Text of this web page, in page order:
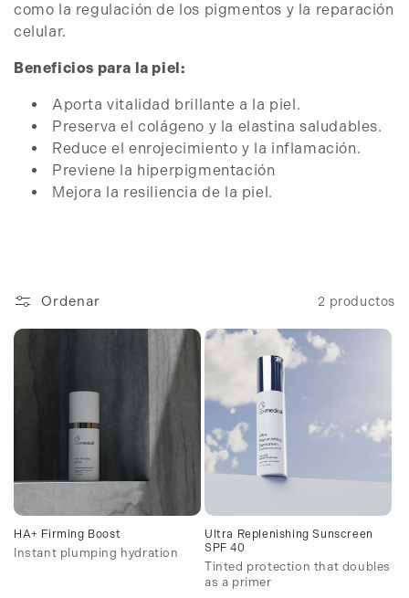
como la regulación de los pigmentos y la reparación
celular.
Beneficios para la piel:
Aporta vitalidad brillante a la piel.
Preserva el colágeno y la elastina saludables.
Reduce el enrojecimiento y la inflamación.
Previene la hiperpigmentación
Mejora la resiliencia de la piel.
Ordenar 2 productos
HA+ Firming Boost
Instant plumping hydration
Ultra Replenishing Sunscreen
SPF 40
Tinted protection that doubles
as a primer